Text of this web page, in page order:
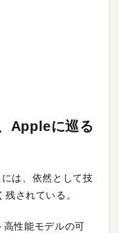
Appleに巡る
は、依然として技
されている。
高性能モデルの可